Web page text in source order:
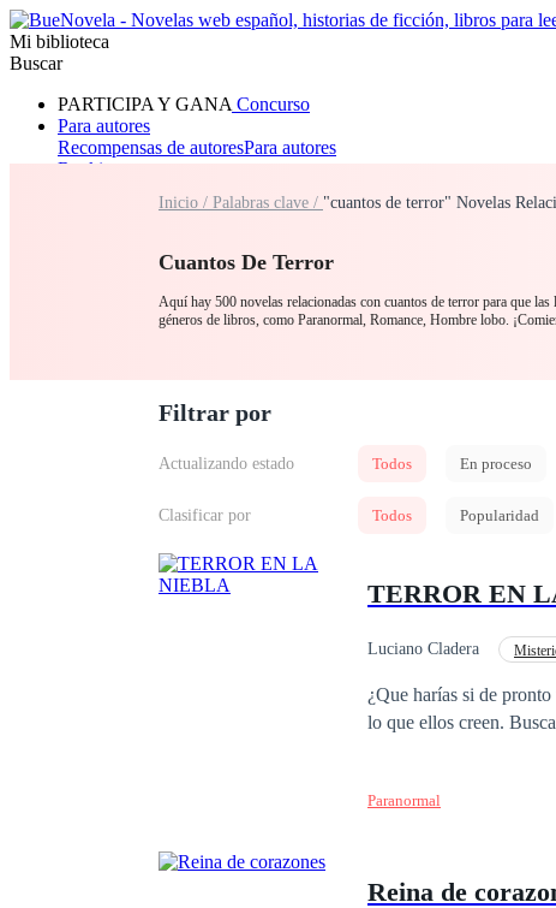
Mi biblioteca
Buscar
PARTICIPA Y GANA Concurso
Para autores
Recompensas de autoresPara autores
Ranking
RomanceHombre loboMafiaSistema
Inicio / Palabras clave / "cuantos de terror" Novelas
Cuantos De Terror
Aquí hay 500 novelas relacionadas con cuantos de terror para que
géneros de libros, como Paranormal, Romance, Hombre lobo.
Filtrar por
Actualizando estado Todos En proceso
Clasificar por Todos Popularidad
TERROR EN
Luciano Cladera
¿Que harías si de pronto un día
lo que ellos creen.
Paranormal
Reina de